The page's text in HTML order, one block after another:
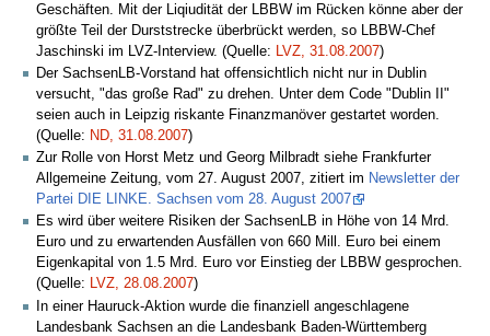
Geschäften. Mit der Liqiudität der LBBW im Rücken könne aber der
größte Teil der Durststrecke überbrückt werden, so LBBW-Chef
Jaschinski im LVZ-Interview. (Quelle:
LVZ, 31.08.2007)
Der SachsenLB-Vorstand hat offensichtlich nicht nur in Dublin
versucht, "das große Rad" zu drehen. Unter dem Code "Dublin II"
seien auch in Leipzig riskante Finanzmanöver gestartet worden.
(Quelle: ND, 31.08.2007)
Zur Rolle von Horst Metz und Georg Milbradt siehe Frankfurter
Allgemeine Zeitung, vom 27. August 2007, zitiert im Newsletter der
Partei DIE LINKE. Sachsen vom 28. August 2007
Es wird über weitere Risiken der SachsenLB in Höhe von 14 Mrd.
Euro und zu erwartenden Ausfällen von 660 Mill. Euro bei einem
Eigenkapital von 1.5 Mrd. Euro vor Einstieg der LBBW gesprochen.
(Quelle: LVZ, 28.08.2007)
In einer Hauruck-Aktion wurde die finanziell angeschlagene
Landesbank Sachsen an die Landesbank Baden-Württemberg